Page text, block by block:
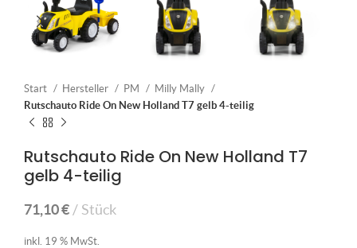
Start Hersteller PM
Milly Mally
Rutschauto Ride On New Holland T7 gelb 4-teilig
Rutschauto Ride On New Holland T7
gelb 4-teilig
71,10€ Stück
inkl. 19 % MwSt.